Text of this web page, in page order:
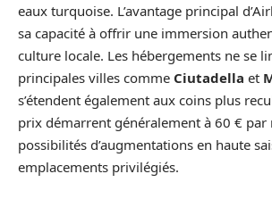
eaux turquoise. L’avantage principal
sa capacité à offrir une immersion
culture locale. Les hébergements ne se
principales villes comme Ciutadella et
s’étendent également aux coins plus
prix démarrent généralement à 60 € par
possibilités d’augmentations en haute
emplacements privilégiés.